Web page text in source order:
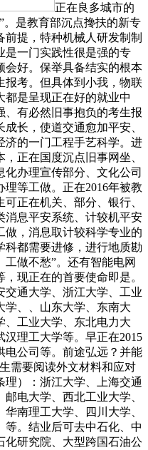
正在良多城市的
。是教育部沉点搀扶的新专
提，特种机械人研发制制
是一门实践性很是强的专
会好。保举具备结实的根本
报考。但具体到小我，物联
都是呈现正在好的就业中
、有必然旧事抱负的考生报
长，使道交通愈加平安、
济的一门工程手艺科学。进
正在国度沉点旧事网坐、
办理宣传部分、文化公司
等工做。正在2016年被教
正在机关、部分、银行、
消息平安系统、计较机平安
做，消息取计较科学专业的
科都需要进修，进行地质勘
做不愁”。还有智能电网
现正在的首要使命即是。
交通大学、浙江大学、工业
学、、山东大学、东南大
、工业大学、东北电力大
理工大学等。早正在2015
电公司等。前途弘远？并能
需要阅读外文材料和应对
理）：浙江大学、上海交通
电大学、西北工业大学、
南理工大学、四川大学、
等。结业后可去中石化、中
化研究院、大型跨国石油公